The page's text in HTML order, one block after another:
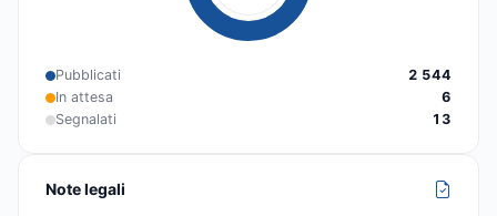
Pubblicati
2 544
In attesa
6
Segnalati
13
Note legali